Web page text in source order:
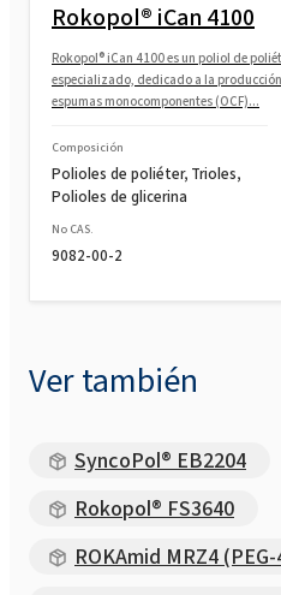
Rokopol® iCan 4100
Rokopol® iCan 4100 es un poliol de
especializado, dedicado a la
espumas monocomponentes (OCF)...
Composición
Polioles de poliéter, Trioles,
Polioles de glicerina
No CAS.
9082-00-2
Ver también
SyncoPol® EB2204
Rokopol® FS3640
ROKAmid MRZ4